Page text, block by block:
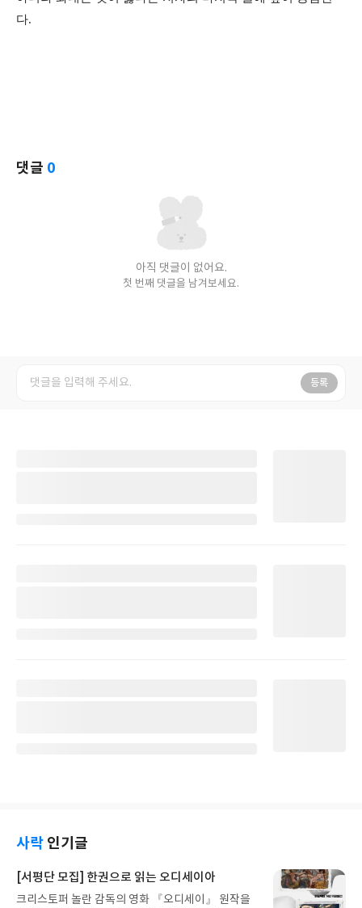
다.
댓글 0
아직 댓글이 없어요.
첫 번째 댓글을 남겨보세요.
등록
사락 인기글
[서평단 모집] 한권으로 읽는 오디세이아
크리스토퍼 놀란 감독의 영화 『오디세이』 원작을